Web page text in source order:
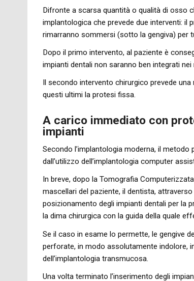
Difronte a scarsa quantità o qualità di osso
implantologica che prevede due interventi: il
rimarranno sommersi (sotto la gengiva) per
Dopo il primo intervento, al paziente è
impianti dentali non saranno ben integrati nei
Il secondo intervento chirurgico prevede
questi ultimi la protesi fissa.
A carico immediato con
impianti
Secondo l’implantologia moderna, il
dall’utilizzo dell’implantologia computer
In breve, dopo la Tomografia
mascellari del paziente, il dentista,
posizionamento degli impianti dentali per la
la dima chirurgica con la guida della quale
Se il caso in esame lo permette, le gengive
perforate, in modo assolutamente indolore,
dell’implantologia transmucosa.
Una volta terminato l’inserimento degli